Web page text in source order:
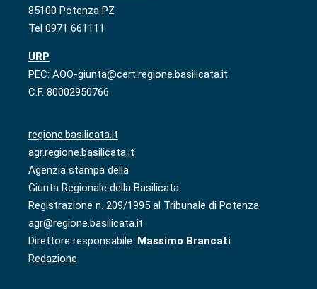
85100 Potenza PZ
Tel 0971 661111
URP
PEC: AOO-giunta@cert.regione.basilicata.it
C.F. 80002950766
regione.basilicata.it
agr.regione.basilicata.it
Agenzia stampa della
Giunta Regionale della Basilicata
Registrazione n. 209/1995 al Tribunale di Potenza
agr@regione.basilicata.it
Direttore responsabile: Massimo Brancati
Redazione